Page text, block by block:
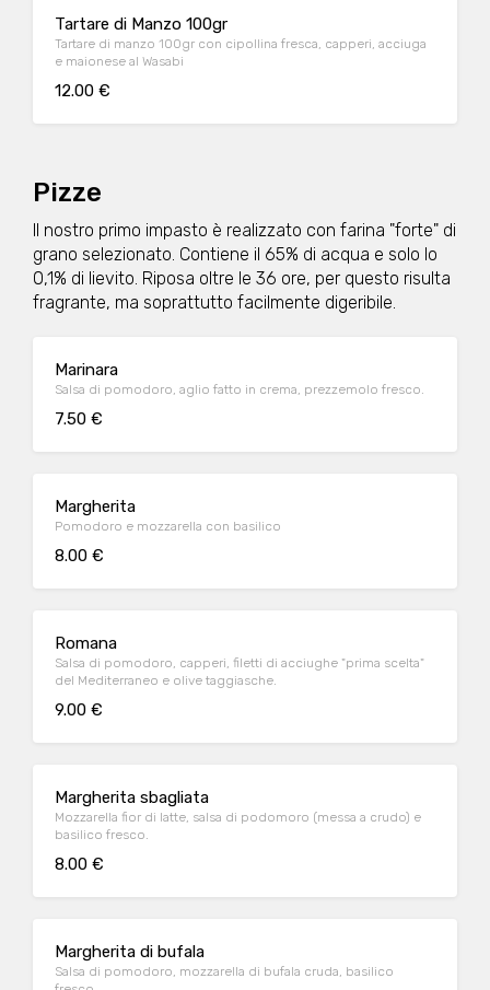
Tartare di Manzo 100gr
Tartare di manzo 100gr con cipollina fresca, capperi, acciuga
e maionese al Wasabi
12.00 €
Pizze
Il nostro primo impasto è realizzato con farina "forte" di
grano selezionato. Contiene il 65% di acqua e solo lo
0,1% di lievito. Riposa oltre le 36 ore, per questo risulta
fragrante, ma soprattutto facilmente digeribile.
Marinara
Salsa di pomodoro, aglio fatto in crema, prezzemolo fresco.
7.50 €
Margherita
Pomodoro e mozzarella con basilico
8.00 €
Romana
Salsa di pomodoro, capperi, filetti di acciughe "prima scelta"
del Mediterraneo e olive taggiasche.
9.00 €
Margherita sbagliata
Mozzarella fior di latte, salsa di podomoro (messa a crudo) e
basilico fresco.
8.00 €
Margherita di bufala
Salsa di pomodoro, mozzarella di bufala cruda, basilico